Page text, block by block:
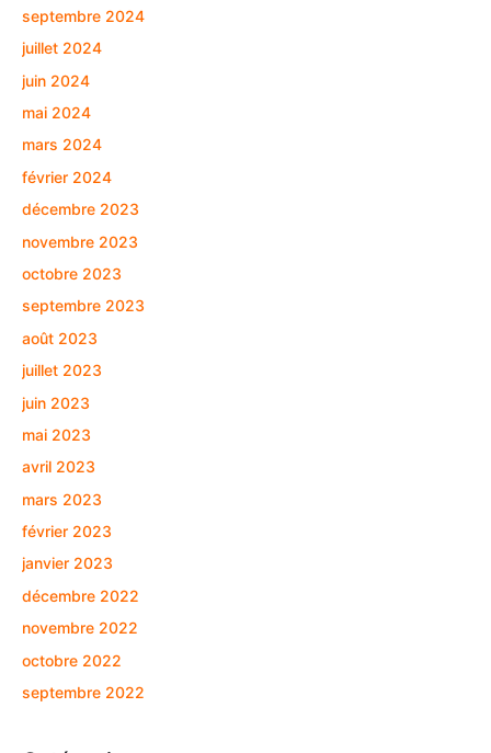
septembre 2024
juillet 2024
juin 2024
mai 2024
mars 2024
février 2024
décembre 2023
novembre 2023
octobre 2023
septembre 2023
août 2023
juillet 2023
juin 2023
mai 2023
avril 2023
mars 2023
février 2023
janvier 2023
décembre 2022
novembre 2022
octobre 2022
septembre 2022